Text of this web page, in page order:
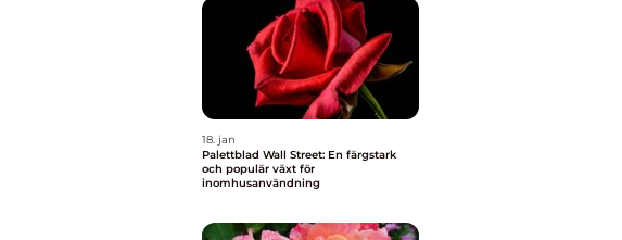
18. jan
Palettblad Wall Street: En färgstark
och populär växt för
inomhusanvändning